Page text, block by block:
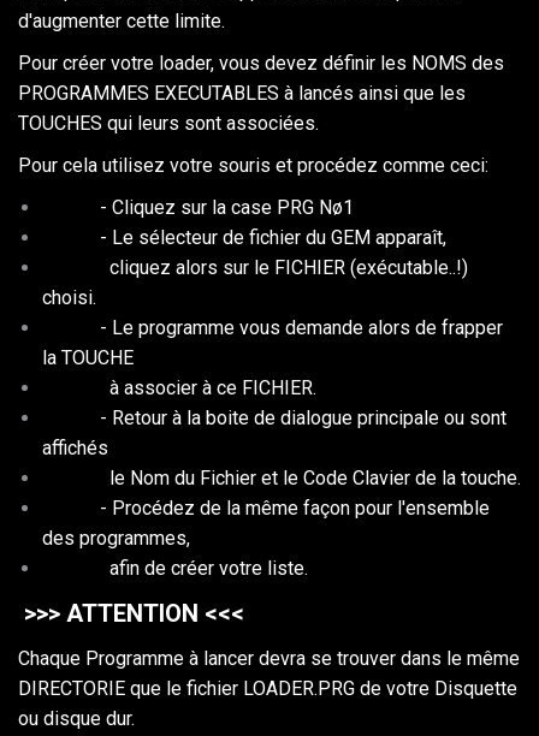
d'augmenter cette limite.
Pour créer votre loader, vous devez définir les NOMS des
PROGRAMMES EXECUTABLES à lancés ainsi que les
TOUCHES qui leurs sont associées.
Pour cela utilisez votre souris et procédez comme ceci:
- Cliquez sur la case PRG Nø1
- Le sélecteur de fichier du GEM apparaît,
cliquez alors sur le FICHIER (exécutable..!)
choisi.
- Le programme vous demande alors de frapper
la TOUCHE
à associer à ce FICHIER.
- Retour à la boite de dialogue principale ou sont
affichés
le Nom du Fichier et le Code Clavier de la touche.
- Procédez de la même façon pour l'ensemble
des programmes,
afin de créer votre liste.
>>> ATTENTION <<<
Chaque Programme à lancer devra se trouver dans le même
DIRECTORIE que le fichier LOADER.PRG de votre Disquette
ou disque dur.